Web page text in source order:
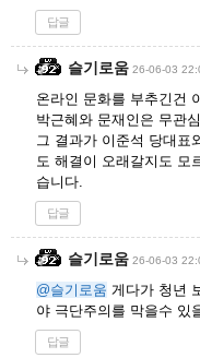
답글
슬기로움 26-06-03
온라인 문화를 부추긴건
박근혜와 문재인은 무관심
그 결과가 이준석 당대표
도 해결이 오래갈지도 모
습니다.
답글
슬기로움 26-06-03
@슬기로움 게다가 청년
야 극단주의를 막을수 있
답글